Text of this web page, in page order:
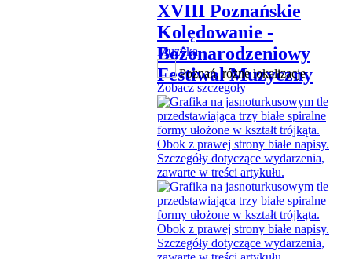
XVIII Poznańskie
Kolędowanie -
Bożonarodzeniowy
Festiwal Muzyczny
Muzyka
Poznań, różne lokalizacje
Zobacz szczegóły